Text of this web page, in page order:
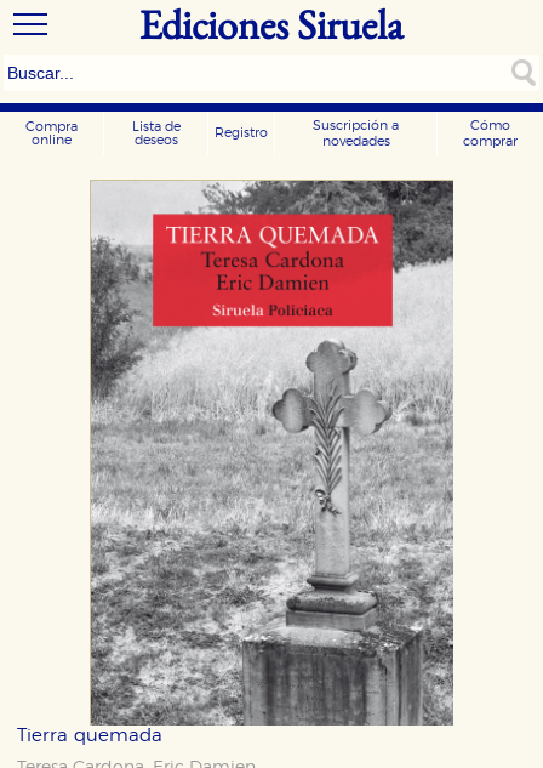
Ediciones Siruela
Compra
online
Lista de
deseos
Registro
Suscripción a
novedades
Cómo
comprar
Tierra quemada